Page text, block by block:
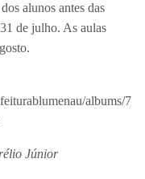
alunos antes das
de julho. As aulas
albums/7
Júnior